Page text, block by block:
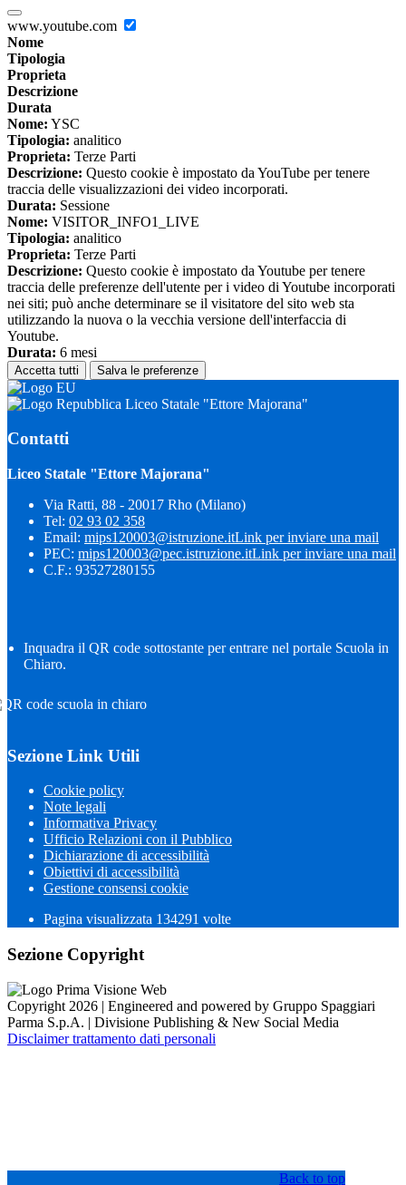
www.youtube.com
Nome
Tipologia
Proprieta
Descrizione
Durata
Nome: YSC
Tipologia: analitico
Proprieta: Terze Parti
Descrizione: Questo cookie è impostato da YouTube per tenere
traccia delle visualizzazioni dei video incorporati.
Durata: Sessione
Nome: VISITOR_INFO1_LIVE
Tipologia: analitico
Proprieta: Terze Parti
Descrizione: Questo cookie è impostato da Youtube per tenere
traccia delle preferenze dell'utente per i video di Youtube incorporati
nei siti; può anche determinare se il visitatore del sito web sta
utilizzando la nuova o la vecchia versione dell'interfaccia di
Youtube.
Durata: 6 mesi
Accetta tutti Salva le preferenze
Liceo Statale "Ettore Majorana"
Contatti
Liceo Statale "Ettore Majorana"
Via Ratti, 88 - 20017 Rho (Milano)
Tel: 02 93 02 358
Email: mips120003@istruzione.itLink per inviare una mail
PEC: mips120003@pec.istruzione.itLink per inviare una mail
C.F.: 93527280155
Inquadra il QR code sottostante per entrare nel portale Scuola in
Chiaro.
Sezione Link Utili
Cookie policy
Note legali
Informativa Privacy
Ufficio Relazioni con il Pubblico
Dichiarazione di accessibilità
Obiettivi di accessibilità
Gestione consensi cookie
Pagina visualizzata 134291 volte
Sezione Copyright
Copyright 2026 | Engineered and powered by Gruppo Spaggiari
Parma S.p.A. | Divisione Publishing & New Social Media
Disclaimer trattamento dati personali
Back to top